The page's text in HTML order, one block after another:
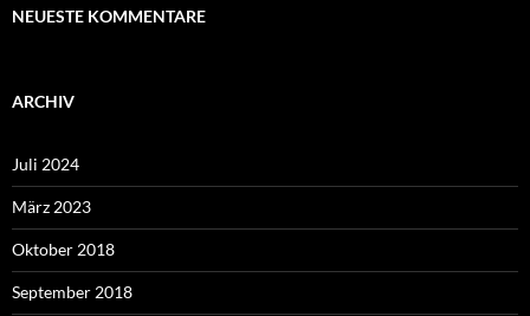
NEUESTE KOMMENTARE
ARCHIV
Juli 2024
März 2023
Oktober 2018
September 2018